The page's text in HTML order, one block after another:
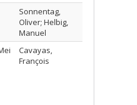
Sonnentag,
Oliver; Helbig,
Manuel
Cavayas,
François